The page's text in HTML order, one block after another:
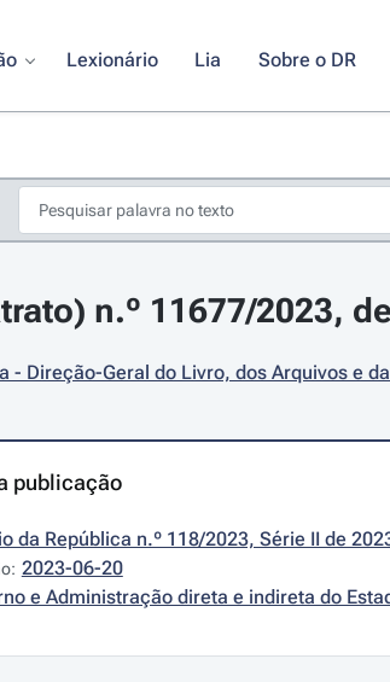
Lexionário Lia Sobre o DR
n.º 11677/2023,
- Direção-Geral do Livro, dos Arquivos e
publicação
da República n.º 118/2023, Série II de
2023-06-20
e Administração direta e indireta do